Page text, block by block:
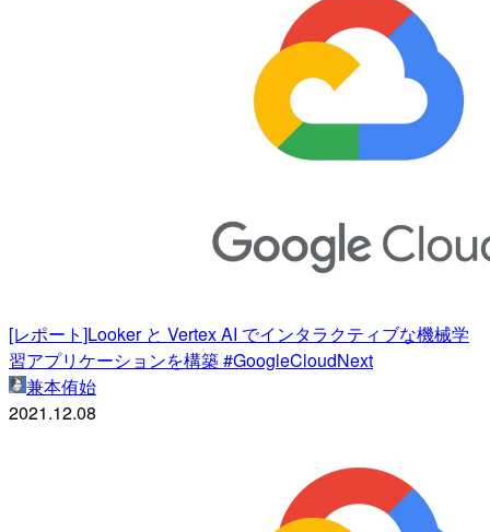
[レポート]Looker と Vertex AI でインタラクティブな機械学
習アプリケーションを構築 #GoogleCloudNext
兼本侑始
2021.12.08